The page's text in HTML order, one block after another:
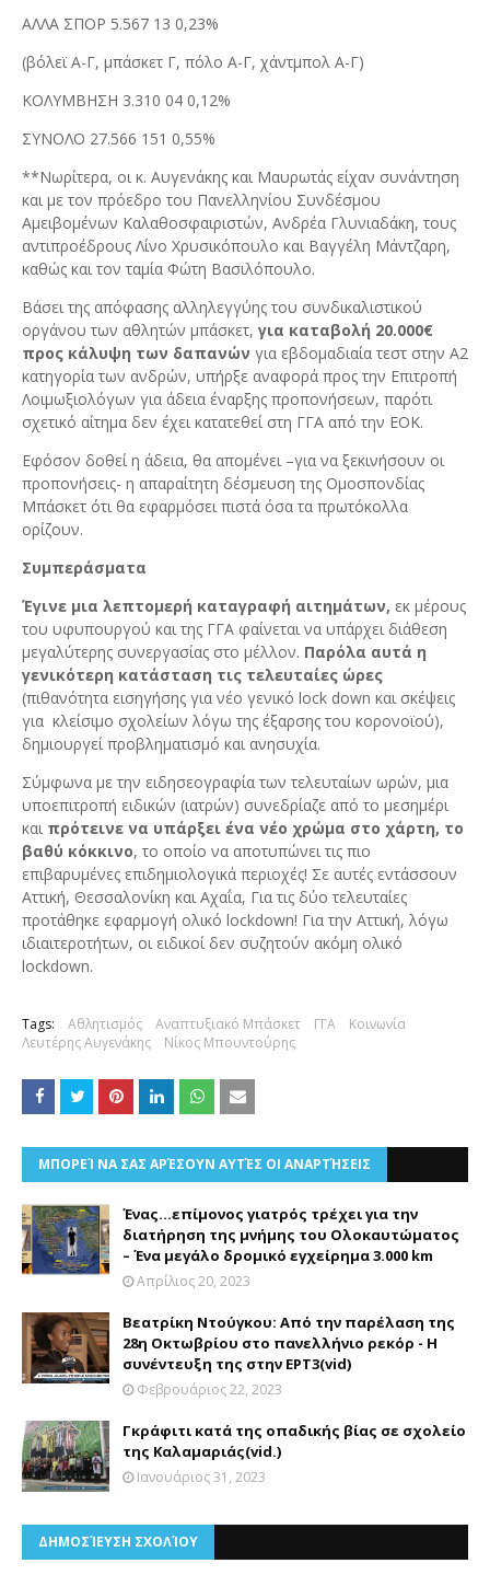
ΑΛΛΑ ΣΠΟΡ 5.567 13 0,23%
(βόλεϊ Α-Γ, μπάσκετ Γ, πόλο Α-Γ, χάντμπολ Α-Γ)
ΚΟΛΥΜΒΗΣΗ 3.310 04 0,12%
ΣΥΝΟΛΟ 27.566 151 0,55%
**Νωρίτερα, οι κ. Αυγενάκης και Μαυρωτάς είχαν συνάντηση
και με τον πρόεδρο του Πανελληνίου Συνδέσμου
Αμειβομένων Καλαθοσφαιριστών, Ανδρέα Γλυνιαδάκη, τους
αντιπροέδρους Λίνο Χρυσικόπουλο και Βαγγέλη Μάντζαρη,
καθώς και τον ταμία Φώτη Βασιλόπουλο.
Βάσει της απόφασης αλληλεγγύης του συνδικαλιστικού
οργάνου των αθλητών μπάσκετ, για καταβολή 20.000€
προς κάλυψη των δαπανών για εβδομαδιαία τεστ στην Α2
κατηγορία των ανδρών, υπήρξε αναφορά προς την Επιτροπή
Λοιμωξιολόγων για άδεια έναρξης προπονήσεων, παρότι
σχετικό αίτημα δεν έχει κατατεθεί στη ΓΓΑ από την ΕΟΚ.
Εφόσον δοθεί η άδεια, θα απομένει –για να ξεκινήσουν οι
προπονήσεις- η απαραίτητη δέσμευση της Ομοσπονδίας
Μπάσκετ ότι θα εφαρμόσει πιστά όσα τα πρωτόκολλα
ορίζουν.
Συμπεράσματα
Έγινε μια λεπτομερή καταγραφή αιτημάτων, εκ μέρους
του υφυπουργού και της ΓΓΑ φαίνεται να υπάρχει διάθεση
μεγαλύτερης συνεργασίας στο μέλλον. Παρόλα αυτά η
γενικότερη κατάσταση τις τελευταίες ώρες
(πιθανότητα εισηγήσης για νέο γενικό lock down και σκέψεις
για κλείσιμο σχολείων λόγω της έξαρσης του κορονοϊού),
δημιουργεί προβληματισμό και ανησυχία.
Σύμφωνα με την ειδησεογραφία των τελευταίων ωρών, μια
υποεπιτροπή ειδικών (ιατρών) συνεδρίαζε από το μεσημέρι
και πρότεινε να υπάρξει ένα νέο χρώμα στο χάρτη, το
βαθύ κόκκινο, το οποίο να αποτυπώνει τις πιο
επιβαρυμένες επιδημιολογικά περιοχές! Σε αυτές εντάσσουν
Αττική, Θεσσαλονίκη και Αχαΐα, Για τις δύο τελευταίες
προτάθηκε εφαρμογή ολικό lockdown! Για την Αττική, λόγω
ιδιαιτεροτήτων, οι ειδικοί δεν συζητούν ακόμη ολικό
lockdown.
Tags: Αθλητισμός Αναπτυξιακό Μπάσκετ ΓΓΑ
Κοινωνία
Λευτέρης Αυγενάκης
Νίκος Μπουντούρης
ΜΠΟΡΕΊ ΝΑ ΣΑΣ ΑΡΈΣΟΥΝ ΑΥΤΈΣ ΟΙ ΑΝΑΡΤΉΣΕΙΣ
Ένας...επίμονος γιατρός τρέχει για την
διατήρηση της μνήμης του Ολοκαυτώματος
– Ένα μεγάλο δρομικό εγχείρημα 3.000 km
Απρίλιος 20, 2023
Βεατρίκη Ντούγκου: Από την παρέλαση της
28η Οκτωβρίου στο πανελλήνιο ρεκόρ - Η
συνέντευξη της στην ΕΡΤ3(vid)
Φεβρουάριος 22, 2023
Γκράφιτι κατά της οπαδικής βίας σε σχολείο
της Καλαμαριάς(vid.)
Ιανουάριος 31, 2023
ΔΗΜΟΣΊΕΥΣΗ ΣΧΟΛΊΟΥ